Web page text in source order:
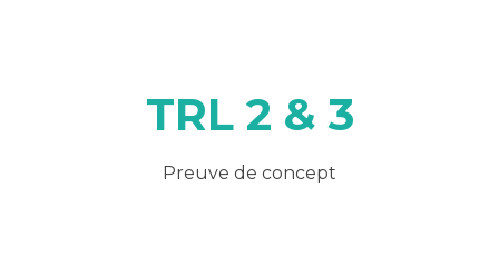
TRL 2 & 3
Preuve de concept